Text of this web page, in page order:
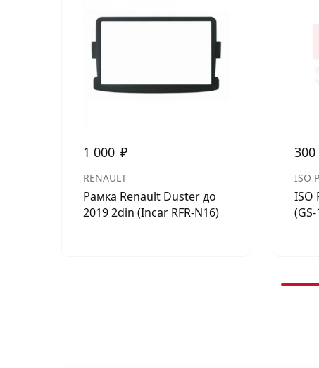
1 000 ₽
RENAULT
Рамка Renault Duster до
2019 2din (Incar RFR-N16)
300
ISO
ISO